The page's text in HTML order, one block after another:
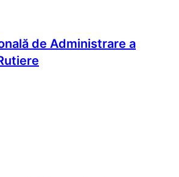
de Administrare a